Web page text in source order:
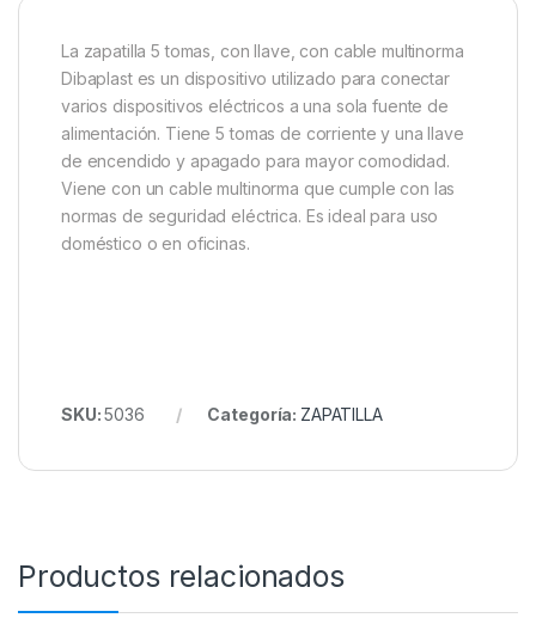
La zapatilla 5 tomas, con llave, con cable multinorma
Dibaplast es un dispositivo utilizado para conectar
varios dispositivos eléctricos a una sola fuente de
alimentación. Tiene 5 tomas de corriente y una llave
de encendido y apagado para mayor comodidad.
Viene con un cable multinorma que cumple con las
normas de seguridad eléctrica. Es ideal para uso
doméstico o en oficinas.
SKU:5036 Categoría: ZAPATILLA
Productos relacionados